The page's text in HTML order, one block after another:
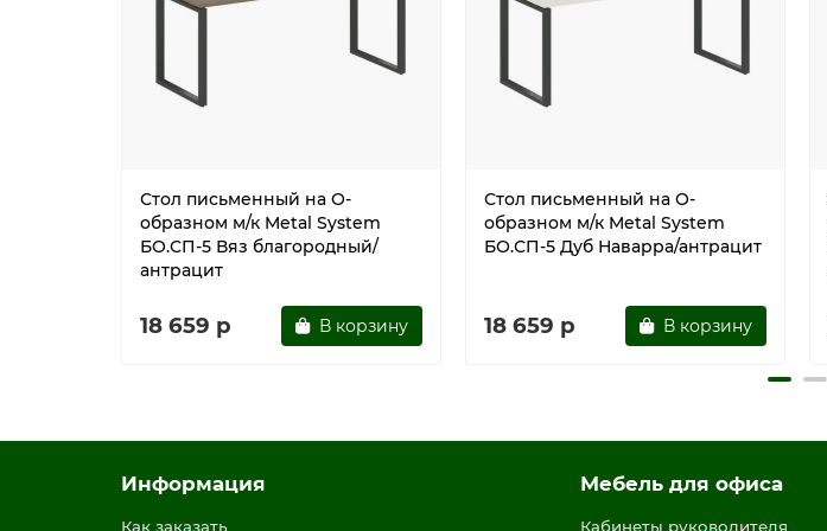
Стол письменный на О-
образном м/к Metal System
БО.СП-5 Вяз благородный/
антрацит
18 659 р В корзину
Стол письменный на О-
образном м/к Metal System
БО.СП-5 Дуб Наварра/антрацит
18 659 р В корзину
Информация
Как заказать
Мебель для офиса
Кабинеты руководителя